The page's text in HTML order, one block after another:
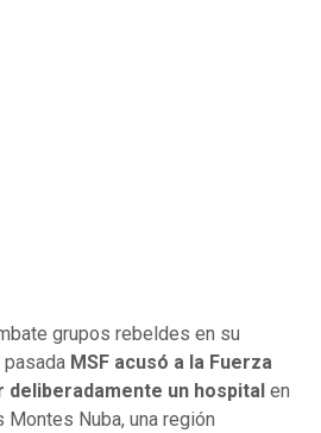
grupos rebeldes en su
pasada MSF acusó a la Fuerza
un hospital en
Nuba, una región